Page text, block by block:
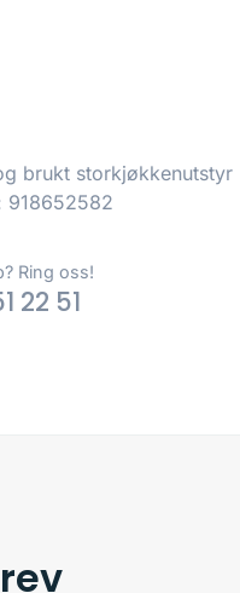
brukt storkjøkkenutstyr
918652582
Ring oss!
22 51